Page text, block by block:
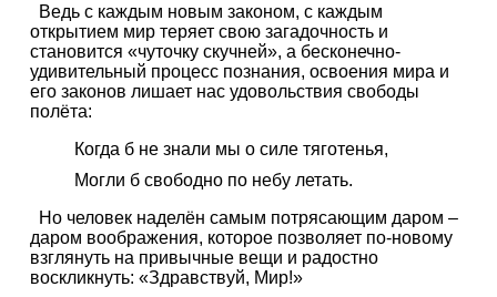
Ведь с каждым новым законом, с каждым
открытием мир теряет свою загадочность и
становится «чуточку скучней», а бесконечно-
удивительный процесс познания, освоения мира и
его законов лишает нас удовольствия свободы
полёта:
Когда б не знали мы о силе тяготенья,
Могли б свободно по небу летать.
Но человек наделён самым потрясающим даром –
даром воображения, которое позволяет по-новому
взглянуть на привычные вещи и радостно
воскликнуть: «Здравствуй, Мир!»